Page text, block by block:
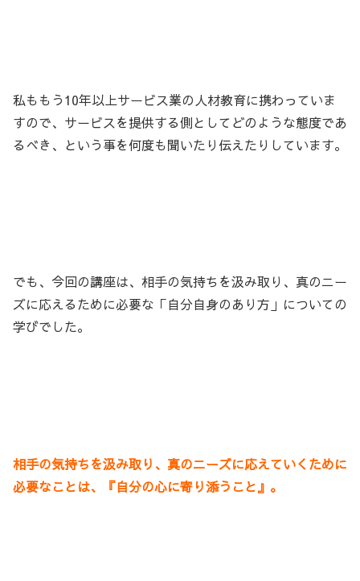
私ももう10年以上サービス業の人材教育に携わっていま
すので、サービスを提供する側としてどのような態度であ
るべき、という事を何度も聞いたり伝えたりしています。
でも、今回の講座は、相手の気持ちを汲み取り、真のニー
ズに応えるために必要な「自分自身のあり方」についての
学びでした。
相手の気持ちを汲み取り、真のニーズに応えていくために
必要なことは、『自分の心に寄り添うこと』。